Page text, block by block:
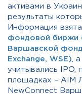
активами в
результаты
Информация
фондовой биржи
Варшавской
Exchange, WSE) ,
учитывались IPO,
площадках – AIM
NewConnect